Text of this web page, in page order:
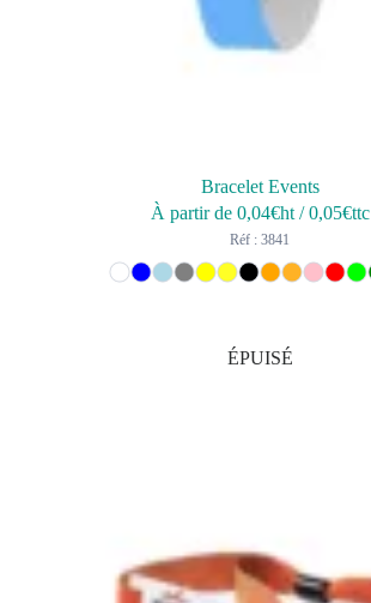
Bracelet Events
À partir de 0,04€ht/0,05€ttc
Réf : 3841
ÉPUISÉ